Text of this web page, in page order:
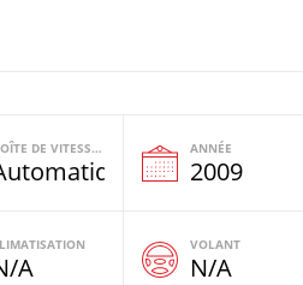
BOÎTE DE VITESSES ANNÉE
2009
A
VOLANT
N/A